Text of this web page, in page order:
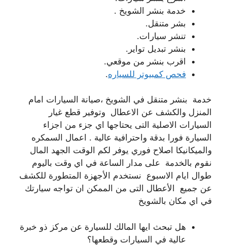
خدمة بنشر الشويخ .
بشر متنقل.
تنشر سيارات.
بنشر تبديل تواير.
اقرب بنشر من موقعي.
فحص كمبيوتر للسياره.
خدمة بنشر متنقل في الشويخ ،صيانة السيارات امام
المنزل والكشف عن الاعطال وتوفير قطع غيار
السيارات الاصلية التى يحتاجها اي جزء من اجزاء
السيارة فورا بدقة واحترافية عالية . اعمال السمكره
والميكانيكا اصلاح فوري يوفر لكم الوقت الجهد المال
نقوم بالخدمة على مدار الساعة في اي وقت باليوم
طوال ايام الاسبوع نستخدم الأجهزة المتطورة للكشف
عن جميع الأعطال التى من الممكن ان تواجه سيارتك
في اي مكان بالشويخ
هل تبحث ايها المالك للسيارة عن مركز ذو خبرة
عالية في السيارات وقطعها؟